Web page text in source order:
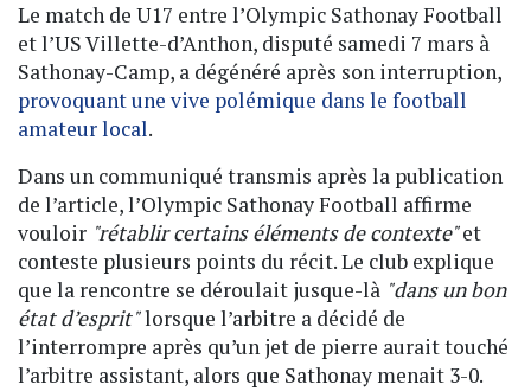
Le match de U17 entre l’Olympic Sathonay Football
et l’US Villette-d’Anthon, disputé samedi 7 mars à
Sathonay-Camp, a dégénéré après son interruption,
provoquant une vive polémique dans le football
amateur local.
Dans un communiqué transmis après la publication
de l’article, l’Olympic Sathonay Football affirme
vouloir "rétablir certains éléments de contexte"et
conteste plusieurs points du récit. Le club explique
que la rencontre se déroulait jusque-là "dans un bon
état d’esprit"lorsque l’arbitre a décidé de
l’interrompre après qu’un jet de pierre aurait touché
l’arbitre assistant, alors que Sathonay menait 3-0.